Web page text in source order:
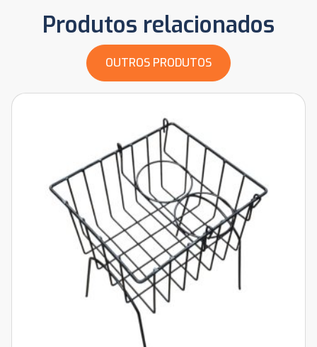
Produtos relacionados
OUTROS PRODUTOS